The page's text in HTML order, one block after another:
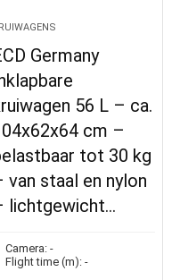
Germany
56 L – ca.
cm –
tot 30 kg
van staal en nylon
lichtgewicht…
Camera: -
Flight time (m): -